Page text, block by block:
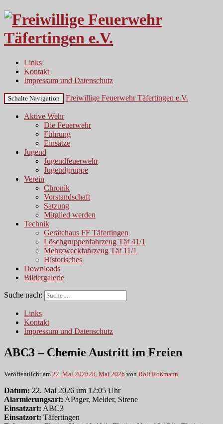
Links
Kontakt
Impressum und Datenschutz
Schalte Navigation Freiwillige Feuerwehr Täfertingen e.V.
Aktive Wehr
Die Feuerwehr
Führung
Einsätze
Jugend
Jugendfeuerwehr
Jugendgruppe
Verein
Chronik
Vorstandschaft
Satzung
Mitglied werden
Technik
Gerätehaus FF Täfertingen
Löschgruppenfahrzeug Täf 41/1
Mehrzweckfahrzeug Täf 11/1
Historisches
Downloads
Bildergalerie
Suche nach:
Links
Kontakt
Impressum und Datenschutz
ABC3 – Chemie Austritt im Freien
Veröffentlicht am 22. Mai 202628. Mai 2026 von Rolf Roßmann
Datum: 22. Mai 2026 um 12:05 Uhr
Alarmierungsart: APager, Melder, Sirene
Einsatzart: ABC3
Einsatzort: Täfertingen